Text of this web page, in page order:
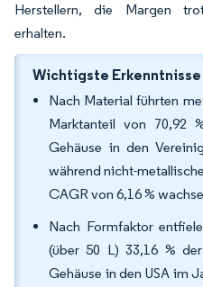
Herstellern, die Margen
erhalten.
Wichtigste
Nach Material führten
Marktanteil von 70,92
Gehäuse in den
während nicht-
CAGR von 6,16 %
Nach Formfaktor
(über 50 L) 33,16 %
Gehäuse in den USA im